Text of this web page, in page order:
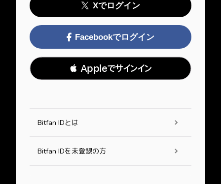
Xでログイン
Facebookでログイン
 Appleでサインイン
Bitfan IDとは
Bitfan IDを未登録の方